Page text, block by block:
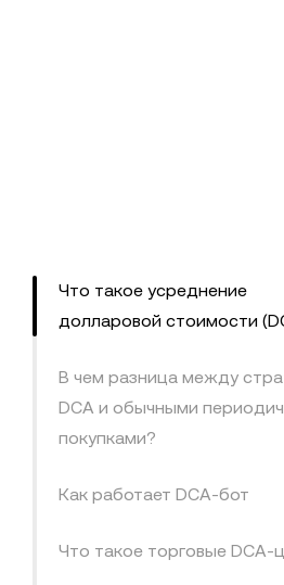
Что такое усреднение
долларовой стоимости
В чем разница между
DCA и обычными
покупками?
Как работает DCA-бот
Что такое торговые DCA-